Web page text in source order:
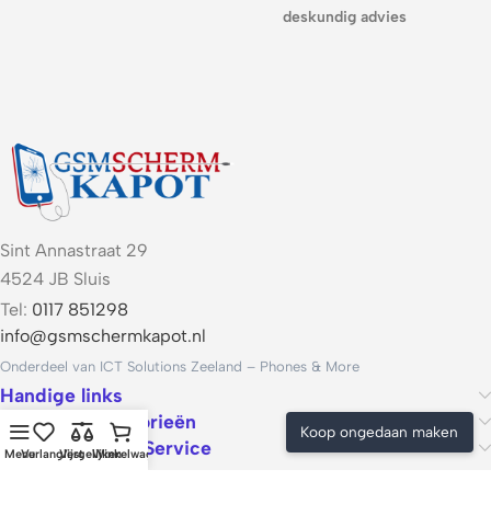
deskundig advies
Sint Annastraat 29
4524 JB Sluis
Tel: 0117 851298
info@gsmschermkapot.nl
Onderdeel van ICT Solutions Zeeland – Phones & More
Handige links
Populaire categorieën
Voorwaarden & Service
MenuVerlanglijstVergelijkenWinkelwagen
Koop ongedaan maken